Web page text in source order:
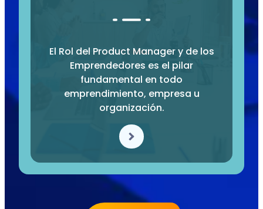
El Rol del Product Manager y de los
Emprendedores es el pilar
fundamental en todo
emprendimiento, empresa u
organización.